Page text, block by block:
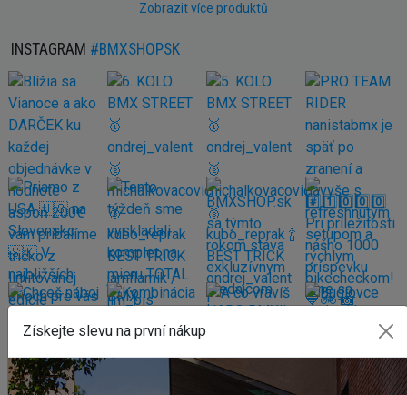
Zobrazit více produktů
INSTAGRAM #BMXSHOPSK
Získejte slevu na první nákup